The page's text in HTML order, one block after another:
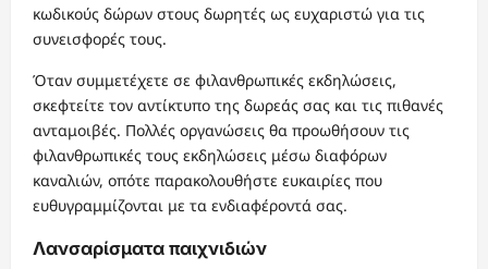
κωδικούς δώρων στους δωρητές ως ευχαριστώ για τις
συνεισφορές τους.
Όταν συμμετέχετε σε φιλανθρωπικές εκδηλώσεις,
σκεφτείτε τον αντίκτυπο της δωρεάς σας και τις πιθανές
ανταμοιβές. Πολλές οργανώσεις θα προωθήσουν τις
φιλανθρωπικές τους εκδηλώσεις μέσω διαφόρων
καναλιών, οπότε παρακολουθήστε ευκαιρίες που
ευθυγραμμίζονται με τα ενδιαφέροντά σας.
Λανσαρίσματα παιχνιδιών